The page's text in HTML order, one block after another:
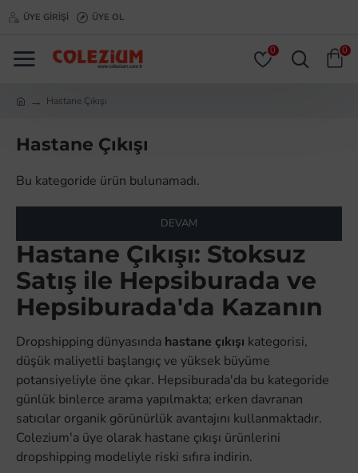
ÜYE GIRIŞI ÜYE OL
0 0
Hastane Çıkışı
Hastane Çıkışı
Bu kategoride ürün bulunamadı.
DEVAM
Hastane Çıkışı: Stoksuz
Satış ile Hepsiburada ve
Hepsiburada'da Kazanın
Dropshipping dünyasında hastane çıkışı kategorisi,
düşük maliyetli başlangıç ve yüksek büyüme
potansiyeliyle öne çıkar. Hepsiburada'da bu kategoride
günlük binlerce arama yapılmakta; erken davranan
satıcılar organik görünürlük avantajını kullanmaktadır.
Colezium'a üye olarak hastane çıkışı ürünlerini
dropshipping modeliyle riski sıfıra indirin.